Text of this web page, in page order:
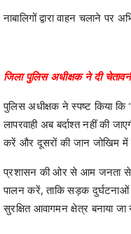
नाबालिगों द्वारा वाहन चलाने पर
जिला पुलिस अधीक्षक ने दी
पुलिस अधीक्षक ने स्पष्ट किया
लापरवाही अब बर्दाश्त नहीं की
करें और दूसरों की जान जोखिम
प्रशासन की ओर से आम जनता से
पालन करें, ताकि सड़क
सुरक्षित आवागमन क्षेत्र बनाया